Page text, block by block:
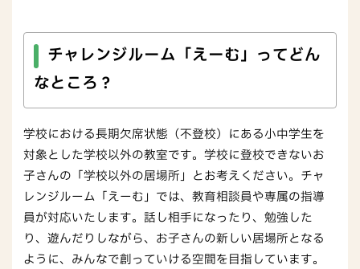
チャレンジルーム「えーむ」ってどん
なところ？
学校における長期欠席状態（不登校）にある小中学生を
対象とした学校以外の教室です。学校に登校できないお
子さんの「学校以外の居場所」とお考えください。チャ
レンジルーム「えーむ」では、教育相談員や専属の指導
員が対応いたします。話し相手になったり、勉強した
り、遊んだりしながら、お子さんの新しい居場所となる
ように、みんなで創っていける空間を目指しています。